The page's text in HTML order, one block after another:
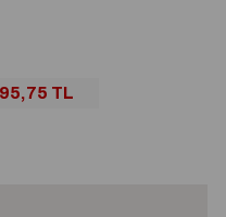
TL